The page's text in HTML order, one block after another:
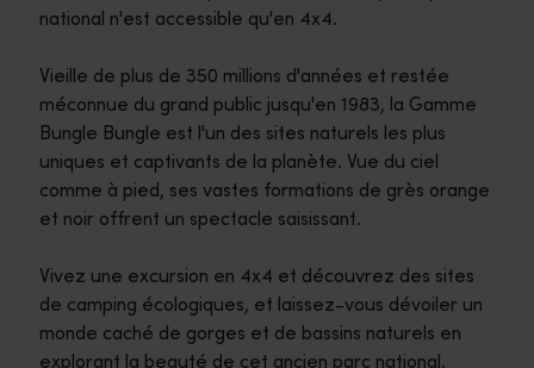
national n'est accessible qu'en 4x4.
Vieille de plus de 350 millions d'années et restée
méconnue du grand public jusqu'en 1983, la Gamme
Bungle Bungle est l'un des sites naturels les plus
uniques et captivants de la planète. Vue du ciel
comme à pied, ses vastes formations de grès orange
et noir offrent un spectacle saisissant.
Vivez une excursion en 4x4 et découvrez des sites
de camping écologiques, et laissez-vous dévoiler un
monde caché de gorges et de bassins naturels en
explorant la beauté de cet ancien parc national.